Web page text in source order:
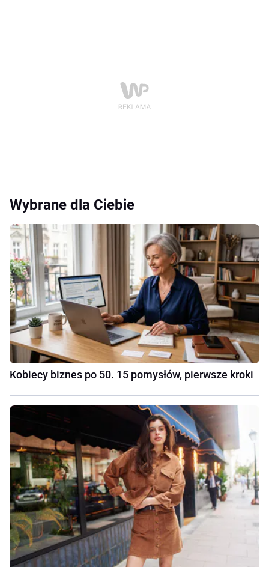
Wybrane dla Ciebie
Kobiecy biznes po 50. 15 pomysłów, pierwsze kroki